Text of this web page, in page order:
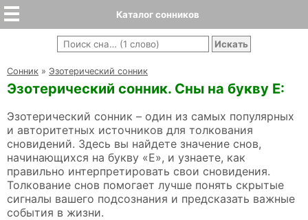
Каталог сонников
Cонник » Эзотерический сонник
Эзотерический сонник. Сны на букву Е:
Эзотерический сонник – один из самых популярных
и авторитетных источников для толкования
сновидений. Здесь вы найдете значение снов,
начинающихся на букву «Е», и узнаете, как
правильно интерпретировать свои сновидения.
Толкование снов помогает лучше понять скрытые
сигналы вашего подсознания и предсказать важные
события в жизни.